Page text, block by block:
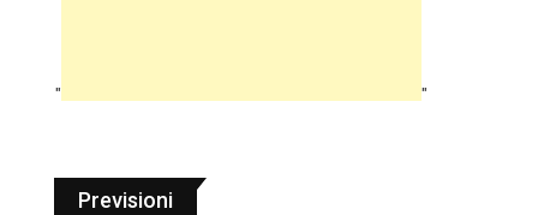
" "
Previsioni